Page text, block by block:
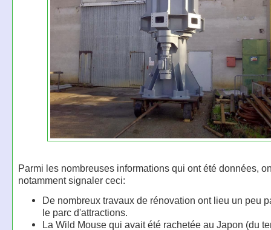
Parmi les nombreuses informations qui ont été données,
notamment signaler ceci:
De nombreux travaux de rénovation ont lieu un peu
le parc d'attractions.
La Wild Mouse qui avait été rachetée au Japon (du